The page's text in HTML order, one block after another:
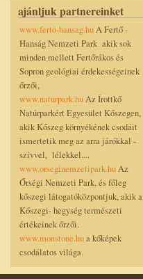
ajánljuk partnereinket
www.ferto-hansag.huA Fertő -
Hanság Nemzeti Park akik sok
minden mellett Fertőrákos és
Sopron geológiai érdekességeinek
őrzői,
www.naturpark.huAz Írottkő
Natúrparkért Egyesület Kőszegen,
akik Kőszeg környékének csodáit
ismertetik meg az arra járókkal -
szívvel, lélekkel....
www.orseginemzetipark.huAz
Őrségi Nemzeti Park, és főleg
kőszegi látogatóközpontjuk, akik a
Kőszegi- hegység természeti
értékeinek őrzői.
www.monstone.hua kőképek
csodálatos világa.